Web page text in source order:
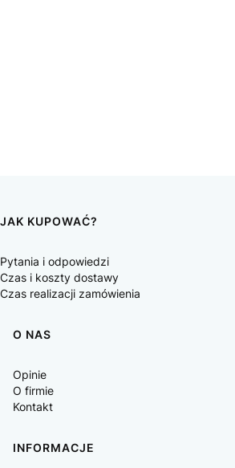
JAK KUPOWAĆ?
Pytania i odpowiedzi
Czas i koszty dostawy
Czas realizacji zamówienia
O NAS
Opinie
O firmie
Kontakt
INFORMACJE